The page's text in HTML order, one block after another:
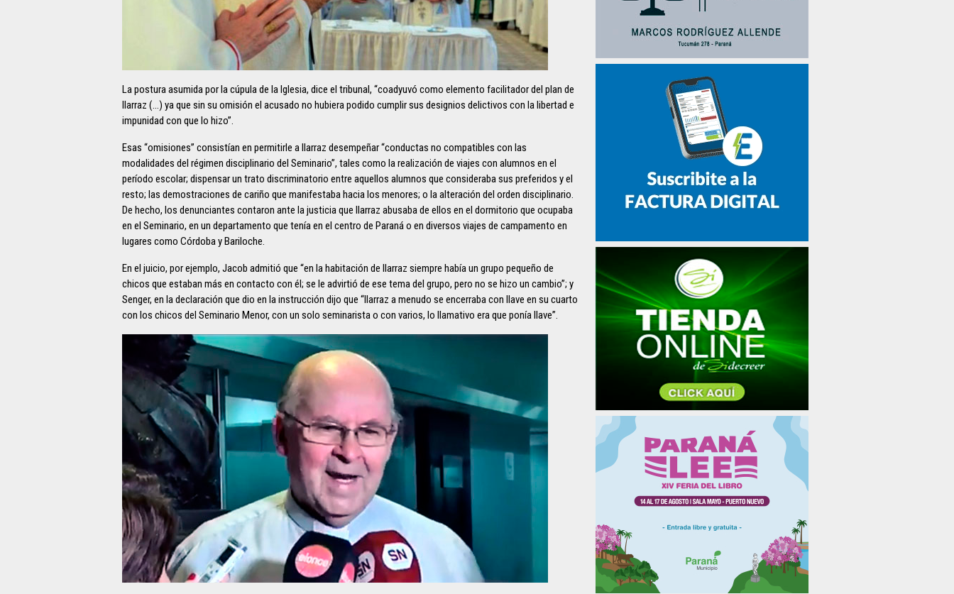
La postura asumida por la cúpula de la Iglesia, dice el tribunal, “coadyuvó como elemento facilitador del plan de
Ilarraz (…) ya que sin su omisión el acusado no hubiera podido cumplir sus designios delictivos con la libertad e
impunidad con que lo hizo”.
Esas “omisiones” consistían en permitirle a Ilarraz desempeñar “conductas no compatibles con las
modalidades del régimen disciplinario del Seminario”, tales como la realización de viajes con alumnos en el
período escolar; dispensar un trato discriminatorio entre aquellos alumnos que consideraba sus preferidos y el
resto; las demostraciones de cariño que manifestaba hacia los menores; o la alteración del orden disciplinario.
De hecho, los denunciantes contaron ante la justicia que Ilarraz abusaba de ellos en el dormitorio que ocupaba
en el Seminario, en un departamento que tenía en el centro de Paraná o en diversos viajes de campamento en
lugares como Córdoba y Bariloche.
En el juicio, por ejemplo, Jacob admitió que “en la habitación de Ilarraz siempre había un grupo pequeño de
chicos que estaban más en contacto con él; se le advirtió de ese tema del grupo, pero no se hizo un cambio”; y
Senger, en la declaración que dio en la instrucción dijo que “Ilarraz a menudo se encerraba con llave en su cuarto
con los chicos del Seminario Menor, con un solo seminarista o con varios, lo llamativo era que ponía llave”.